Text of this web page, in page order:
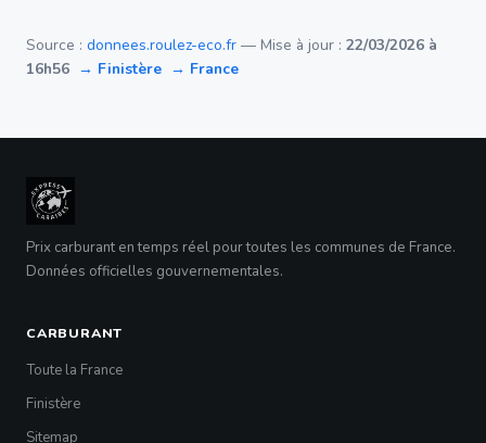
Source : donnees.roulez-eco.fr — Mise à jour : 22/03/2026 à
16h56 → Finistère → France
Prix carburant en temps réel pour toutes les communes de France.
Données officielles gouvernementales.
CARBURANT
Toute la France
Finistère
Sitemap